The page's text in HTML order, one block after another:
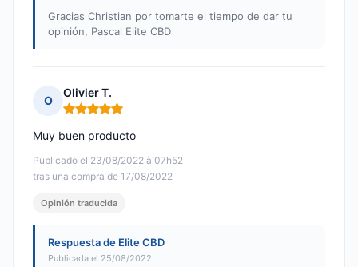
Gracias Christian por tomarte el tiempo de dar tu
opinión, Pascal Elite CBD
O
Olivier T.
Nota: 5 de 5
Publicado el 23/08/2022 à 07h52
tras una compra de 17/08/2022
Muy buen producto
Opinión traducida
Respuesta de Elite CBD
Publicada el 25/08/2022